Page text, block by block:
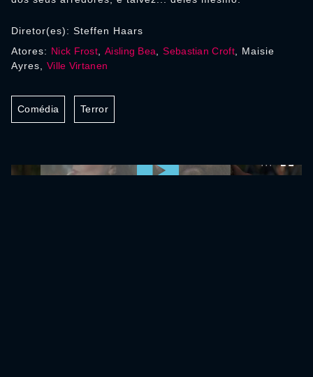
Diretor(es): Steffen Haars
Atores: Nick Frost Aisling Bea ,Sebastian Croft, Maisie
Ayres, Ville Virtanen
Comédia Terror